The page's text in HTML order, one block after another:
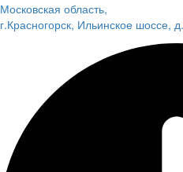
Московская область,
г.Красногорск, Ильинское шоссе,